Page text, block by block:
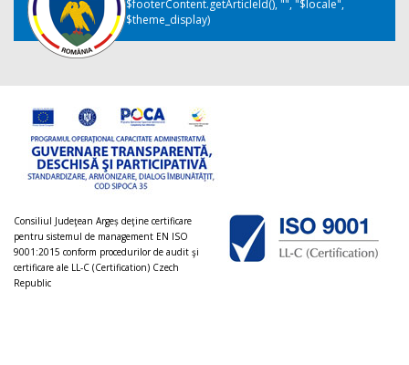
$footerContent.getArticleId(), "", "$locale",
$theme_display)
Consiliul Judeţean Argeș deţine certificare
pentru sistemul de management EN ISO
9001:2015 conform procedurilor de audit şi
certificare ale LL-C (Certification) Czech
Republic